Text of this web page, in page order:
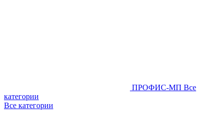
ПРОФИС-МП Все
категории
Все категории